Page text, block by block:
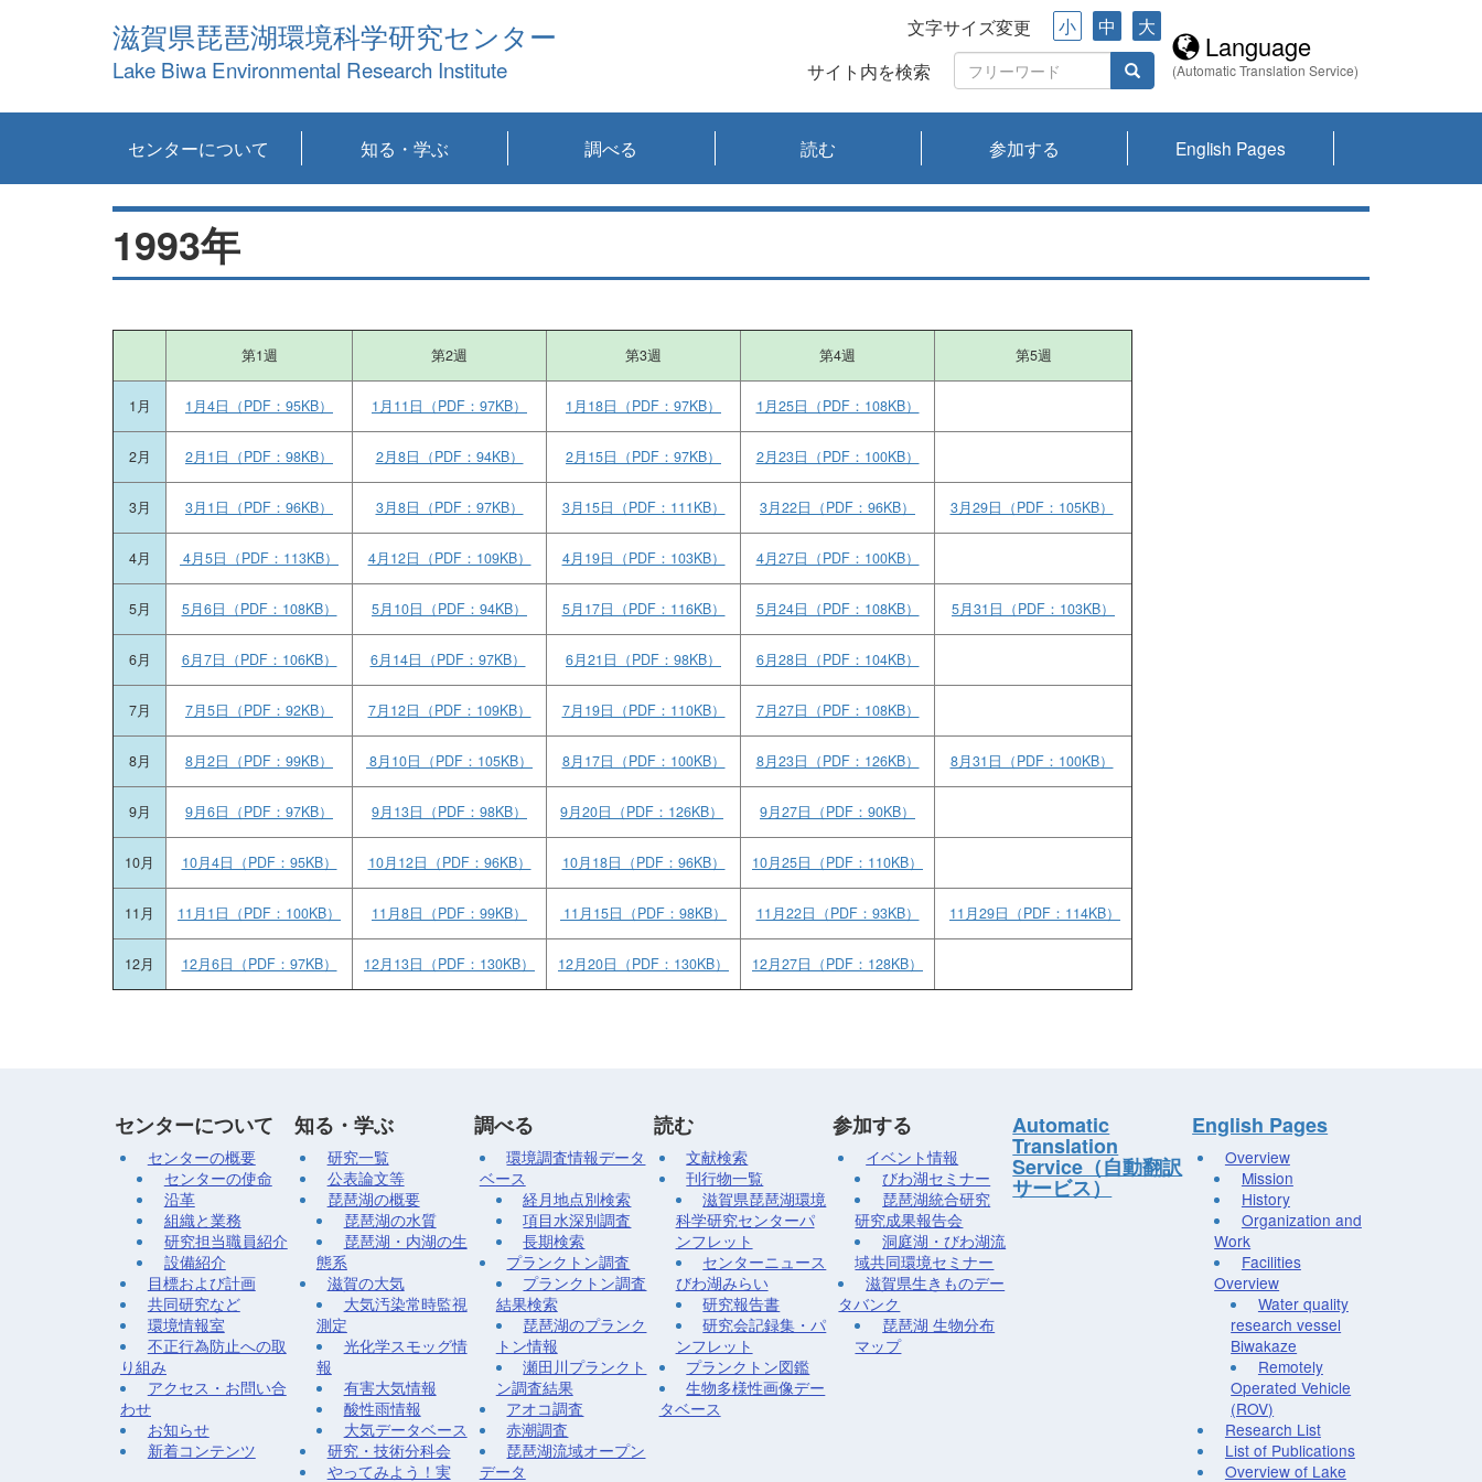
滋賀県琵琶湖環境科学研究センター
Lake Biwa Environmental Research Institute
Language
(Automatic Translation Service)
文字サイズ変更 小 中
大
サイト内を検索
センターについて
センターの概要 センターの使命
沿革
組織と業務
研究担当職員紹介
設備紹介
目標および計画
共同研究など
環境情報室
不正行為防止への取
り組み
アクセス・お問い合
わせ
お知らせ
新着コンテンツ
知る・学ぶ
研究一覧
公表論文等
琵琶湖の概要 琵琶湖の水質
琵琶湖・内湖の生態
滋賀の大気 大気汚染常時監視測 大気汚染常時監視測
光化学スモッグ情報
有害大気情報
酸性雨情報
大気データベース
研究・技術分科会
やってみよう！実
琵琶湖の全層循環そ
YouTubeコンテンツ
調べる
環境調査情報データ 経月地点別検索
項目水深別調査
長期検索
プランクトン調査 プランクトン調査結
琵琶湖のプランクト
瀬田川プランクトン 瀬田川プランクトン
アオコ調査
赤潮調査
琵琶湖流域オープン 琵琶湖流域オープン
琵琶湖流域オープン
琵琶湖流域オープン
琵琶湖流域オープン
琵琶湖流域オープン
琵琶湖流域オープン
読む
文献検索
刊行物一覧 滋賀県琵琶湖環境科
センターニュース び びわ湖みらい第42号_
びわ湖みらい第42号_
びわ湖みらい第43号_
びわ湖みらい第43号_
研究報告書
研究会記録集・パン
プランクトン図鑑
生物多様性画像デー
参加する
イベント情報 びわ湖セミナー
琵琶湖統合研究 研究
洞庭湖・びわ湖流域
センターの活動
滋賀県生きものデー 県民データ
みんなの外来生物調
みんなの調査 専門家データ
琵琶湖 生物分布マッ
English Pages
Overview
Mission
History
Organization and
Facilities Overview
Water quality research
Remotely Operated Research List
List of Publications
Overview of Lake
Environmental
Access and Contact
1993年
第1週 第2週 第3週 第4週 第5週
1月 1月4日（PDF：95KB） 1月11日（PDF：97KB） 1月18日（PDF：97KB） 1月25日（PDF：108KB）
2月 2月1日（PDF：98KB） 2月8日（PDF：94KB） 2月15日（PDF：97KB） 2月23日（PDF：100KB）
3月 3月1日（PDF：96KB） 3月8日（PDF：97KB） 3月15日（PDF：111KB） 3月22日（PDF：96KB） 3月29日（PDF：105KB）
4月 4月5日（PDF：113KB） 4月12日（PDF：109KB） 4月19日（PDF：103KB） 4月27日（PDF：100KB）
5月 5月6日（PDF：108KB） 5月10日（PDF：94KB） 5月17日（PDF：116KB） 5月24日（PDF：108KB） 5月31日（PDF：103KB）
6月 6月7日（PDF：106KB） 6月14日（PDF：97KB） 6月21日（PDF：98KB） 6月28日（PDF：104KB）
7月 7月5日（PDF：92KB） 7月12日（PDF：109KB） 7月19日（PDF：110KB） 7月27日（PDF：108KB）
8月 8月2日（PDF：99KB） 8月10日（PDF：105KB） 8月17日（PDF：100KB） 8月23日（PDF：126KB） 8月31日（PDF：100KB）
9月 9月6日（PDF：97KB） 9月13日（PDF：98KB） 9月20日（PDF：126KB） 9月27日（PDF：90KB）
10月 10月4日（PDF：95KB） 10月12日（PDF：96KB） 10月18日（PDF：96KB） 10月25日（PDF：110KB）
11月 11月1日（PDF：100KB） 11月8日（PDF：99KB） 11月15日（PDF：98KB） 11月22日（PDF：93KB） 11月29日（PDF：114KB）
12月 12月6日（PDF：97KB） 12月13日（PDF：130KB） 12月20日（PDF：130KB） 12月27日（PDF：128KB）
センターについて
センターの概要
センターの使命
沿革
組織と業務
研究担当職員紹介
設備紹介
目標および計画
共同研究など
環境情報室
不正行為防止への取
り組み
アクセス・お問い合
わせ
お知らせ
新着コンテンツ
知る・学ぶ
研究一覧
公表論文等
琵琶湖の概要
琵琶湖の水質
琵琶湖・内湖の生
態系
滋賀の大気
大気汚染常時監視
測定
光化学スモッグ情
報
有害大気情報
酸性雨情報
大気データベース
研究・技術分科会
やってみよう！実
調べる
環境調査情報データ
ベース
経月地点別検索
項目水深別調査
長期検索
プランクトン調査
プランクトン調査
結果検索
琵琶湖のプランク
トン情報
瀬田川プランクト
ン調査結果
アオコ調査
赤潮調査
琵琶湖流域オープン
データ
読む
文献検索
刊行物一覧
滋賀県琵琶湖環境
科学研究センターパ
ンフレット
センターニュース
びわ湖みらい
研究報告書
研究会記録集・パ
ンフレット
プランクトン図鑑
生物多様性画像デー
タベース
参加する
イベント情報
びわ湖セミナー
琵琶湖統合研究
研究成果報告会
洞庭湖・びわ湖流
域共同環境セミナー
滋賀県生きものデー
タバンク
琵琶湖 生物分布
マップ
Automatic
Translation
Service（自動翻訳
サービス）
English Pages
Overview
Mission
History
Organization and
Work
Facilities
Overview
Water quality
research vessel
Biwakaze
Remotely
Operated Vehicle
(ROV)
Research List
List of Publications
Overview of Lake